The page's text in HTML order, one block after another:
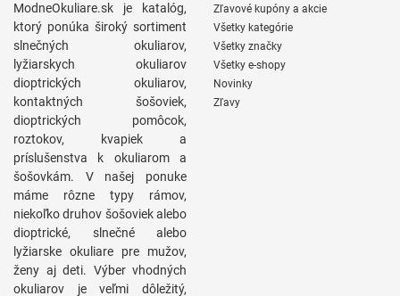
ModneOkuliare.sk je katalóg,
ktorý ponúka široký sortiment
slnečných okuliarov,
lyžiarskych okuliarov
dioptrických okuliarov,
kontaktných šošoviek,
dioptrických pomôcok,
roztokov, kvapiek a
príslušenstva k okuliarom a
šošovkám. V našej ponuke
máme rôzne typy rámov,
niekoľko druhov šošoviek alebo
dioptrické, slnečné alebo
lyžiarske okuliare pre mužov,
ženy aj deti. Výber vhodných
okuliarov je veľmi dôležitý,
Zľavové kupóny a akcie
Všetky kategórie
Všetky značky
Všetky e-shopy
Novinky
Zľavy